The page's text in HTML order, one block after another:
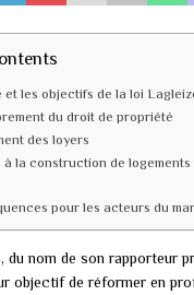
et les objectifs de la loi
du droit de propriété
des loyers
à la construction de logements
pour les acteurs du
du nom de son rapporteur
objectif de réformer en